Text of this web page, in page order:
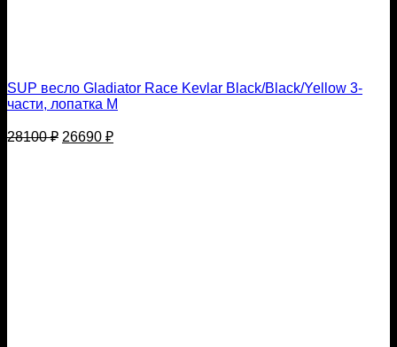
SUP весло Gladiator Race Kevlar Black/Black/Yellow 3-
части, лопатка M
28100₽ Первоначальная
26690 ₽Текущая